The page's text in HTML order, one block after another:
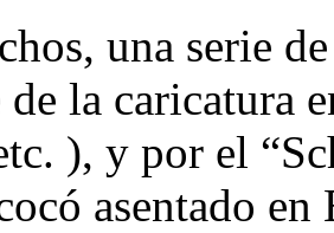
una serie
la caricatura
), y por el
asentado